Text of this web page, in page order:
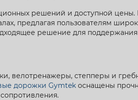
решений и доступной
предлагая пользователям
решение для
велотренажеры, степперы и
дорожки Gymtek оснащены